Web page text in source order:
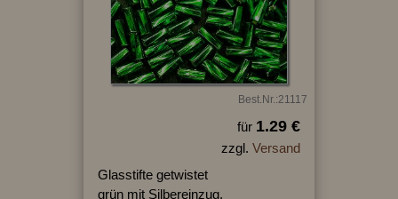
Best.Nr.:21117
für 1.29 €
zzgl. Versand
Glasstifte getwistet
grün mit Silbereinzug,